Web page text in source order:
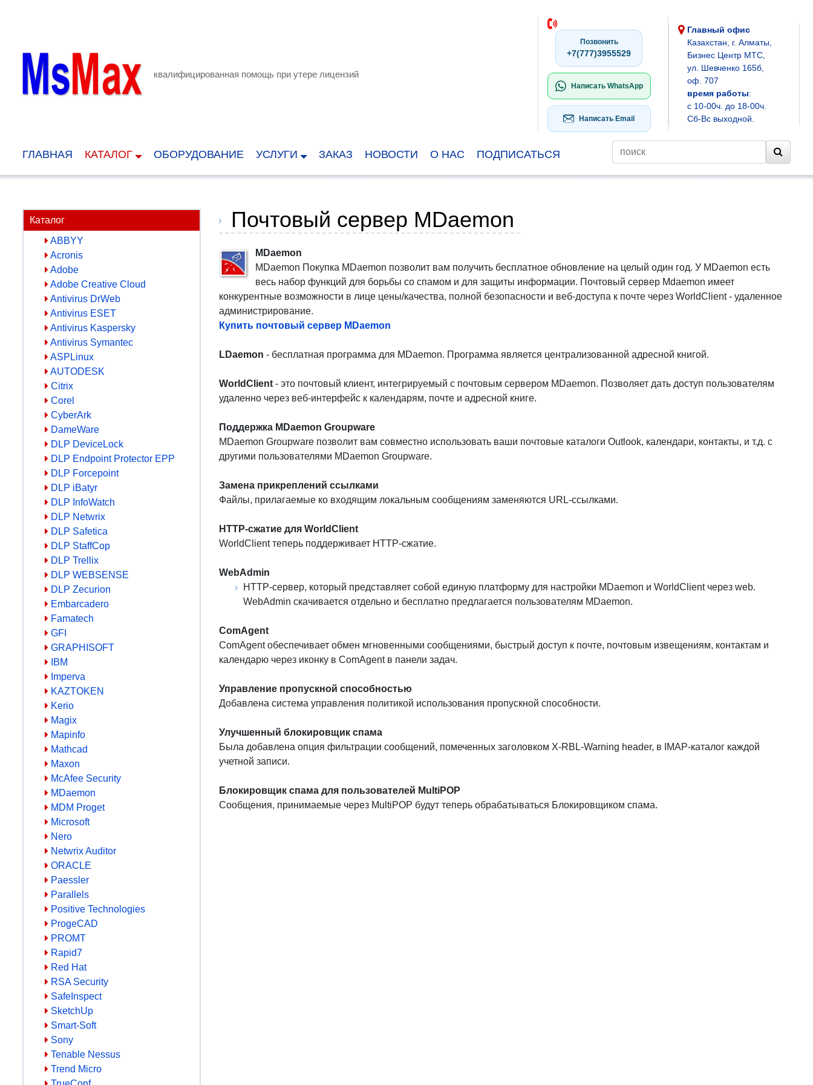
квалифицированная помощь при утере лицензий
Позвонить
+7(777)3955529
Написать WhatsApp
Написать Email
Главный офис
Казахстан, г. Алматы,
Бизнес Центр МТС,
ул. Шевченко 165б,
оф. 707
время работы:
с 10-00ч. до 18-00ч.
Сб-Вс выходной.
ГЛАВНАЯ КАТАЛОГ ОБОРУДОВАНИЕ УСЛУГИ ЗАКАЗ НОВОСТИ О НАС ПОДПИСАТЬСЯ
Каталог
ABBYY
Acronis
Adobe
Adobe Creative Cloud
Antivirus DrWeb
Antivirus ESET
Antivirus Kaspersky
Antivirus Symantec
ASPLinux
AUTODESK
Citrix
Corel
CyberArk
DameWare
DLP DeviceLock
DLP Endpoint Protector EPP
DLP Forcepoint
DLP iBatyr
DLP InfoWatch
DLP Netwrix
DLP Safetica
DLP StaffCop
DLP Trellix
DLP WEBSENSE
DLP Zecurion
Embarcadero
Famatech
GFI
GRAPHISOFT
IBM
Imperva
KAZTOKEN
Kerio
Magix
Mapinfo
Mathcad
Maxon
McAfee Security
MDaemon
MDM Proget
Microsoft
Nero
Netwrix Auditor
ORACLE
Paessler
Parallels
Positive Technologies
ProgeCAD
PROMT
Rapid7
Red Hat
RSA Security
SafeInspect
SketchUp
Smart-Soft
Sony
Tenable Nessus
Trend Micro
Почтовый сервер MDaemon
MDaemon
MDaemon Покупка MDaemon позволит вам получить бесплатное обновление на целый один год. У MDaemon есть
весь набор функций для борьбы со спамом и для защиты информации. Почтовый сервер Mdaemon имеет
конкурентные возможности в лице цены/качества, полной безопасности и веб-доступа к почте через WorldClient - удаленное
администрирование.
Купить почтовый сервер MDaemon
LDaemon - бесплатная программа для MDaemon. Программа является централизованной адресной книгой.
WorldClient - это почтовый клиент, интегрируемый с почтовым сервером MDaemon. Позволяет дать доступ пользователям
удаленно через веб-интерфейс к календарям, почте и адресной книге.
Поддержка MDaemon Groupware
MDaemon Groupware позволит вам совместно использовать ваши почтовые каталоги Outlook, календари, контакты, и т.д. с
другими пользователями MDaemon Groupware.
Замена прикреплений ссылками
Файлы, прилагаемые ко входящим локальным сообщениям заменяются URL-ссылками.
HTTP-сжатие для WorldClient
WorldClient теперь поддерживает HTTP-сжатие.
WebAdmin
HTTP-сервер, который представляет собой единую платформу для настройки MDaemon и WorldClient через web.
WebAdmin скачивается отдельно и бесплатно предлагается пользователям MDaemon.
ComAgent
ComAgent обеспечивает обмен мгновенными сообщениями, быстрый доступ к почте, почтовым извещениям, контактам и
календарю через иконку в ComAgent в панели задач.
Управление пропускной способностью
Добавлена система управления политикой использования пропускной способности.
Улучшенный блокировщик спама
Была добавлена опция фильтрации сообщений, помеченных заголовком X-RBL-Warning header, в IMAP-каталог каждой
учетной записи.
Блокировщик спама для пользователей MultiPOP
Сообщения, принимаемые через MultiPOP будут теперь обрабатываться Блокировщиком спама.